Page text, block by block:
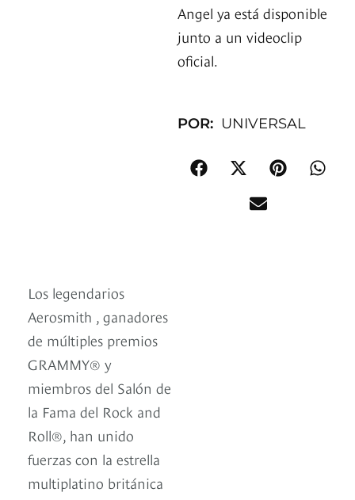
Angel ya está disponible
junto a un videoclip
oficial.
POR: UNIVERSAL
Los legendarios
Aerosmith , ganadores
de múltiples premios
GRAMMY® y
miembros del Salón de
la Fama del Rock and
Roll®, han unido
fuerzas con la estrella
multiplatino británica